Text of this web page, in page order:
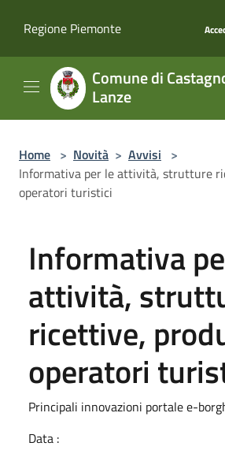
Regione Piemonte
Comune di
Lanze
Home > Novità > Avvisi >
Informativa per le attività, strutture
operatori turistici
Informativa
attività,
ricettive,
operatori
Principali innovazioni portale e-
Data :